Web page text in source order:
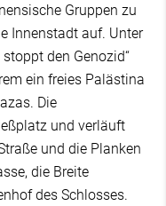
Gruppen zu
Innenstadt auf. Unter
den Genozid“
ein freies Palästina
Die
und verläuft
und die Planken
die Breite
des Schlosses.